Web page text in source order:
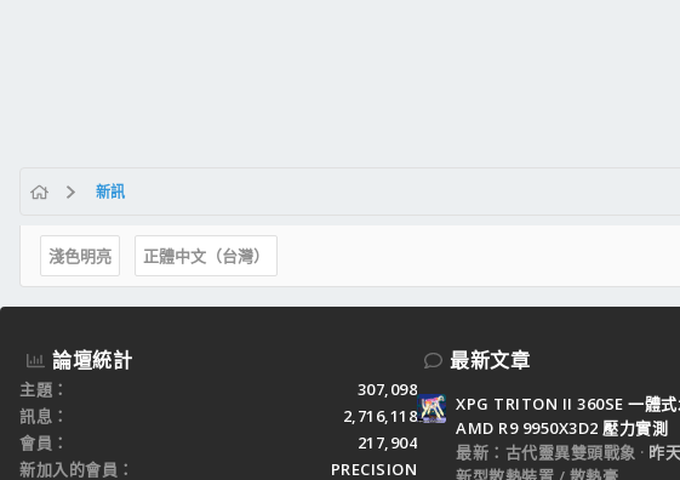
新訊
淺色明亮 正體中文（台灣）
論壇統計
主題
307,098
訊息
2,716,118
會員
217,904
新加入的會員
PRECISION
最新文章
XPG TRITON II 360SE 一體式
AMD R9 9950X3D2 壓力實測
最新：古代靈異雙頭戰象
昨